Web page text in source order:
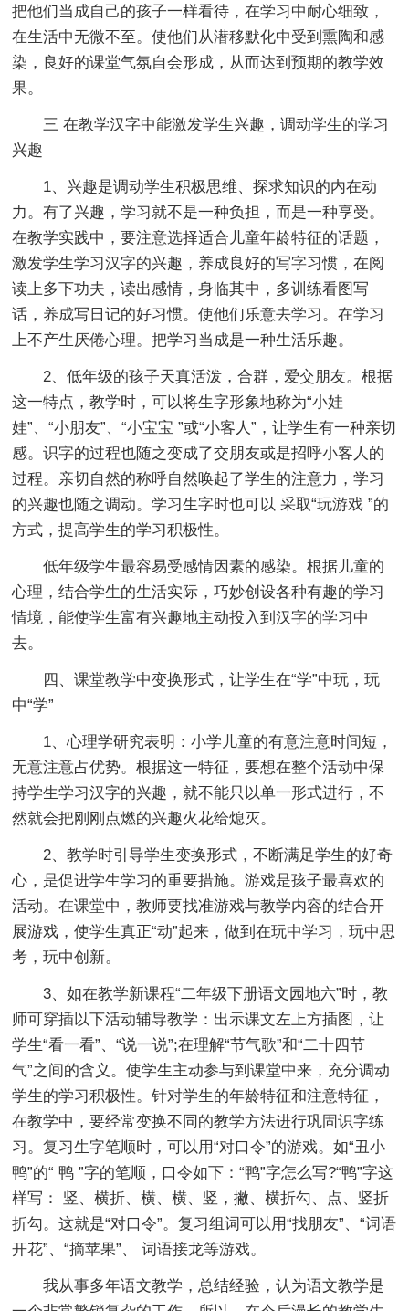
把他们当成自己的孩子一样看待，在学习中耐心细致，
在生活中无微不至。使他们从潜移默化中受到熏陶和感
染，良好的课堂气氛自会形成，从而达到预期的教学效
果。
三 在教学汉字中能激发学生兴趣，调动学生的学习
兴趣
1、兴趣是调动学生积极思维、探求知识的内在动
力。有了兴趣，学习就不是一种负担，而是一种享受。
在教学实践中，要注意选择适合儿童年龄特征的话题，
激发学生学习汉字的兴趣，养成良好的写字习惯，在阅
读上多下功夫，读出感情，身临其中，多训练看图写
话，养成写日记的好习惯。使他们乐意去学习。在学习
上不产生厌倦心理。把学习当成是一种生活乐趣。
2、低年级的孩子天真活泼，合群，爱交朋友。根据
这一特点，教学时，可以将生字形象地称为“小娃
娃”、“小朋友”、“小宝宝 ”或“小客人”，让学生有一种亲切
感。识字的过程也随之变成了交朋友或是招呼小客人的
过程。亲切自然的称呼自然唤起了学生的注意力，学习
的兴趣也随之调动。学习生字时也可以 采取“玩游戏 ”的
方式，提高学生的学习积极性。
低年级学生最容易受感情因素的感染。根据儿童的
心理，结合学生的生活实际，巧妙创设各种有趣的学习
情境，能使学生富有兴趣地主动投入到汉字的学习中
去。
四、课堂教学中变换形式，让学生在“学”中玩，玩
中“学”
1、心理学研究表明：小学儿童的有意注意时间短，
无意注意占优势。根据这一特征，要想在整个活动中保
持学生学习汉字的兴趣，就不能只以单一形式进行，不
然就会把刚刚点燃的兴趣火花给熄灭。
2、教学时引导学生变换形式，不断满足学生的好奇
心，是促进学生学习的重要措施。游戏是孩子最喜欢的
活动。在课堂中，教师要找准游戏与教学内容的结合开
展游戏，使学生真正“动”起来，做到在玩中学习，玩中思
考，玩中创新。
3、如在教学新课程“二年级下册语文园地六”时，教
师可穿插以下活动辅导教学：出示课文左上方插图，让
学生“看一看”、“说一说”;在理解“节气歌”和“二十四节
气”之间的含义。使学生主动参与到课堂中来，充分调动
学生的学习积极性。针对学生的年龄特征和注意特征，
在教学中，要经常变换不同的教学方法进行巩固识字练
习。复习生字笔顺时，可以用“对口令”的游戏。如“丑小
鸭”的“ 鸭 ”字的笔顺，口令如下：“鸭”字怎么写?“鸭”字这
样写： 竖、横折、横、横、竖，撇、横折勾、点、竖折
折勾。这就是“对口令”。复习组词可以用“找朋友”、“词语
开花”、“摘苹果”、 词语接龙等游戏。
我从事多年语文教学，总结经验，认为语文教学是